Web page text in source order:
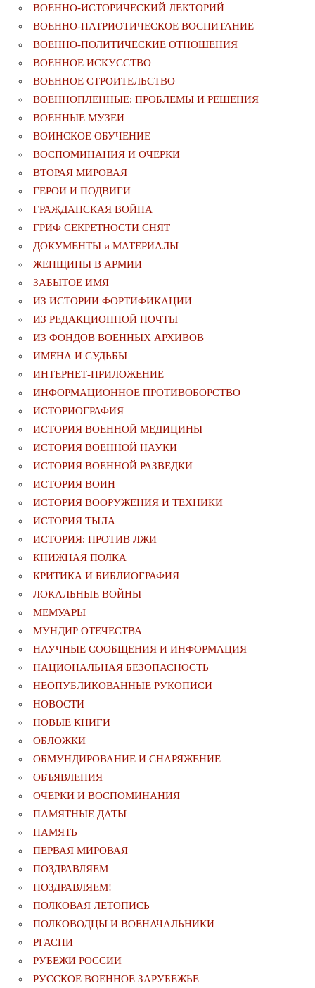
ВОЕННО-ИСТОРИЧЕСКИЙ ЛЕКТОРИЙ
ВОЕННО-ПАТРИОТИЧЕСКОЕ ВОСПИТАНИЕ
ВОЕННО-ПОЛИТИЧЕСКИE ОТНОШЕНИЯ
ВОЕННОЕ ИСКУССТВО
ВОЕННОЕ СТРОИТЕЛЬСТВО
ВОЕННОПЛЕННЫЕ: ПРОБЛЕМЫ И РЕШЕНИЯ
ВОЕННЫЕ МУЗЕИ
ВОИНСКОЕ ОБУЧЕНИЕ
ВОСПОМИНАНИЯ И ОЧЕРКИ
ВТОРАЯ МИРОВАЯ
ГЕРОИ И ПОДВИГИ
ГРАЖДАНСКАЯ ВОЙНА
ГРИФ СЕКРЕТНОСТИ СНЯТ
ДОКУМЕНТЫ и МАТЕРИАЛЫ
ЖЕНЩИНЫ В АРМИИ
ЗАБЫТОЕ ИМЯ
ИЗ ИСТОРИИ ФОРТИФИКАЦИИ
ИЗ РЕДАКЦИОННОЙ ПОЧТЫ
ИЗ ФОНДОВ ВОЕННЫХ АРХИВОВ
ИМЕНА И СУДЬБЫ
ИНТЕРНЕТ-ПРИЛОЖЕНИЕ
ИНФОРМАЦИОННОЕ ПРОТИВОБОРСТВО
ИСТОРИОГРАФИЯ
ИСТОРИЯ ВОЕННОЙ МЕДИЦИНЫ
ИСТОРИЯ ВОЕННОЙ НАУКИ
ИСТОРИЯ ВОЕННОЙ РАЗВЕДКИ
ИСТОРИЯ ВОИН
ИСТОРИЯ ВООРУЖЕНИЯ И ТЕХНИКИ
ИСТОРИЯ ТЫЛА
ИСТОРИЯ: ПРОТИВ ЛЖИ
КНИЖНАЯ ПОЛКА
КРИТИКА И БИБЛИОГРАФИЯ
ЛОКАЛЬНЫЕ ВОЙНЫ
МЕМУАРЫ
МУНДИР ОТЕЧЕСТВА
НАУЧНЫЕ СООБЩЕНИЯ И ИНФОРМАЦИЯ
НАЦИОНАЛЬНАЯ БЕЗОПАСНОСТЬ
НЕОПУБЛИКОВАННЫЕ РУКОПИСИ
НОВОСТИ
НОВЫЕ КНИГИ
ОБЛОЖКИ
ОБМУНДИРОВАНИЕ И СНАРЯЖЕНИЕ
ОБЪЯВЛЕНИЯ
ОЧЕРКИ И ВОСПОМИНАНИЯ
ПАМЯТНЫЕ ДАТЫ
ПАМЯТЬ
ПЕРВАЯ МИРОВАЯ
ПОЗДРАВЛЯЕМ
ПОЗДРАВЛЯЕМ!
ПОЛКОВАЯ ЛЕТОПИСЬ
ПОЛКОВОДЦЫ И ВОЕНАЧАЛЬНИКИ
РГАСПИ
РУБЕЖИ РОССИИ
РУССКОЕ ВОЕННОЕ ЗАРУБЕЖЬЕ